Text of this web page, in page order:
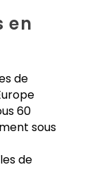
en
de
60
sous
de